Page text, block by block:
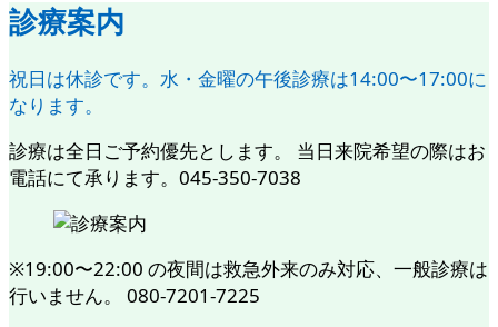
診療案内
祝日は休診です。水・金曜の午後診療は14:00〜17:00に
なります。
診療は全日ご予約優先とします。 当日来院希望の際はお
電話にて承ります。045-350-7038
※19:00〜22:00 の夜間は救急外来のみ対応、一般診療は
行いません。 080-7201-7225